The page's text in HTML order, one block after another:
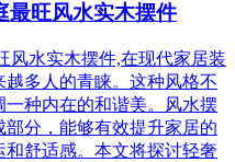
最旺风水实木摆件
风水实木摆件,在现代家居装
多人的青睐。这种风格不
种内在的和谐美。风水摆
分，能够有效提升家居的
舒适感。本文将探讨轻奢